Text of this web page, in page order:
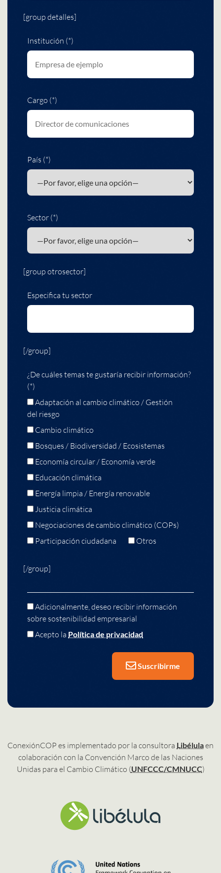
[group detalles]
Institución (*)
Cargo (*)
País (*)
Sector (*)
[group otrosector]
Especifica tu sector
[/group]
¿De cuáles temas te gustaría recibir información?
(*)
Adaptación al cambio climático / Gestión
del riesgo
Cambio climático
Bosques / Biodiversidad / Ecosistemas
Economía circular / Economía verde
Educación climática
Energía limpia / Energía renovable
Justicia climática
Negociaciones de cambio climático (COPs)
Participación ciudadana
Otros
[/group]
Adicionalmente, deseo recibir información
sobre sostenibilidad empresarial
Acepto la Política de privacidad
Suscribirme
ConexiónCOP es implementado por la consultora Libélulaen
colaboración con la Convención Marco de las Naciones
Unidas para el Cambio Climático (UNFCCC/CMNUCC)